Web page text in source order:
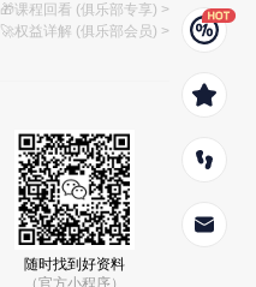
🎁课程回看 (俱乐部专享) >
🚀权益详解 (俱乐部会员) >
随时找到好资料
（官方小程序）